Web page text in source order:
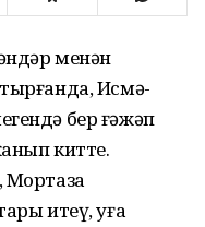
менән
Исмә­
бер ғәжәп
китте.
Мортаза
итеү, уға